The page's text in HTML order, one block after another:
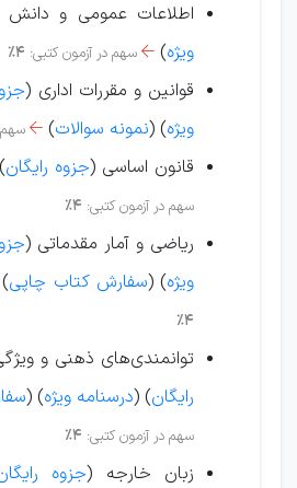
اطلاعات عمومی و دانش
ویژه)
 سهم در آزمون کتبی: 4%
قوانین و مقررات اداری (
ویژه)
(نمونه سوالات)
 سهم
قانون اساسی (جزوه رایگان
سهم در آزمون کتبی: 4%
ریاضی و آمار مقدماتی (
ویژه) (سفارش کتاب چاپی)
4%
توانمندی‌های ذهنی و
رایگان) (درسنامه ویژه) (
سهم در آزمون کتبی: 4%
زبان خارجه (جزوه